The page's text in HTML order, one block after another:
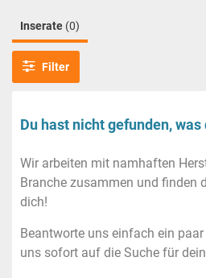
Inserate (0)
Filter
Du hast nicht gefunden, was
Wir arbeiten mit namhaften
Branche zusammen und finden
dich!
Beantworte uns einfach ein
uns sofort auf die Suche für